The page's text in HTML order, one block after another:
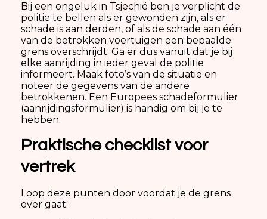
Bij een ongeluk in Tsjechië ben je verplicht de
politie te bellen als er gewonden zijn, als er
schade is aan derden, of als de schade aan één
van de betrokken voertuigen een bepaalde
grens overschrijdt. Ga er dus vanuit dat je bij
elke aanrijding in ieder geval de politie
informeert. Maak foto’s van de situatie en
noteer de gegevens van de andere
betrokkenen. Een Europees schadeformulier
(aanrijdingsformulier) is handig om bij je te
hebben.
Praktische checklist voor
vertrek
Loop deze punten door voordat je de grens
over gaat: